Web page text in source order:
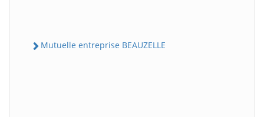
Mutuelle entreprise BEAUZELLE